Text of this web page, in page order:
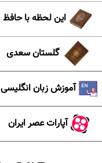
این لحظه با حافظ
گلستان سعدی
آموزش زبان انگلیسی
آپارات عصر ایران